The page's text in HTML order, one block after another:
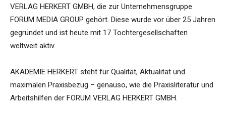
VERLAG HERKERT GMBH, die zur Unternehmensgruppe
FORUM MEDIA GROUP gehört. Diese wurde vor über 25 Jahren
gegründet und ist heute mit 17 Tochtergesellschaften
weltweit aktiv.
AKADEMIE HERKERT steht für Qualität, Aktualität und
maximalen Praxisbezug – genauso, wie die Praxisliteratur und
Arbeitshilfen der FORUM VERLAG HERKERT GMBH.